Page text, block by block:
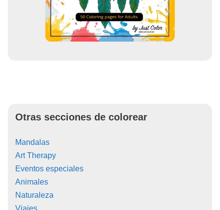
Otras secciones de colorear
Mandalas
Art Therapy
Eventos especiales
Animales
Naturaleza